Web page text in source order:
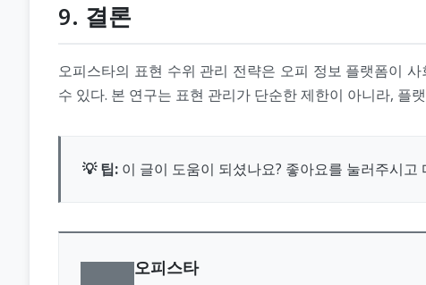
9. 결론
오피스타의 표현 수위 관리 전략은 오피 정보 플랫폼이
수 있다. 본 연구는 표현 관리가 단순한 제한이 아니라, 플
💡 팁: 이 글이 도움이 되셨나요? 좋아요를 눌러주시고
오피스타